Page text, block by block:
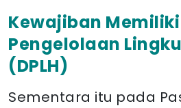
Kewajiban Memiliki
Pengelolaan
(DPLH)
Sementara itu pada